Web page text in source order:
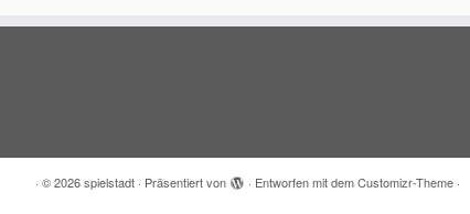
· © 2026 spielstadt· Präsentiert von · Entworfen mit demCustomizr-Theme·